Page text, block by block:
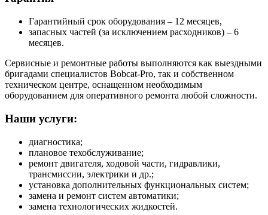
Гарантийный срок оборудования – 12 месяцев,
запасных частей (за исключением расходников) – 6
месяцев.
Сервисные и ремонтные работы выполняются как выездными
бригадами специалистов Bobcat-Pro, так и собственном
техническом центре, оснащенном необходимым
оборудованием для оперативного ремонта любой сложности.
Наши услуги:
диагностика;
плановое техобслуживание;
ремонт двигателя, ходовой части, гидравлики,
трансмиссии, электрики и др.;
установка дополнительных функциональных систем;
замена и ремонт систем автоматики;
замена технологических жидкостей.